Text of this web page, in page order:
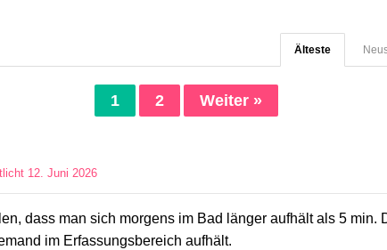
Älteste
1 2 Weiter »
12. Juni 2026
dass man sich morgens im Bad länger aufhält als 5 min.
im Erfassungsbereich aufhält.